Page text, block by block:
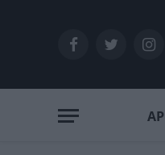
FacebookTwitter